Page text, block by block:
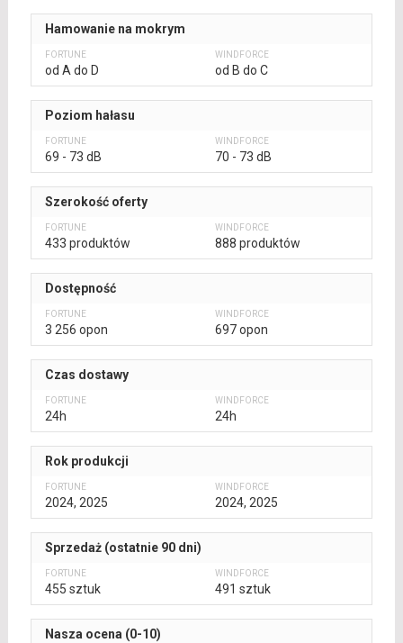
Hamowanie na mokrym
od A do D od B do C
Poziom hałasu
69 - 73 dB 70 - 73 dB
Szerokość oferty
433 produktów 888 produktów
Dostępność
3 256 opon 697 opon
Czas dostawy
24h 24h
Rok produkcji
2024, 2025 2024, 2025
Sprzedaż (ostatnie 90 dni)
455 sztuk 491 sztuk
Nasza ocena (0-10)